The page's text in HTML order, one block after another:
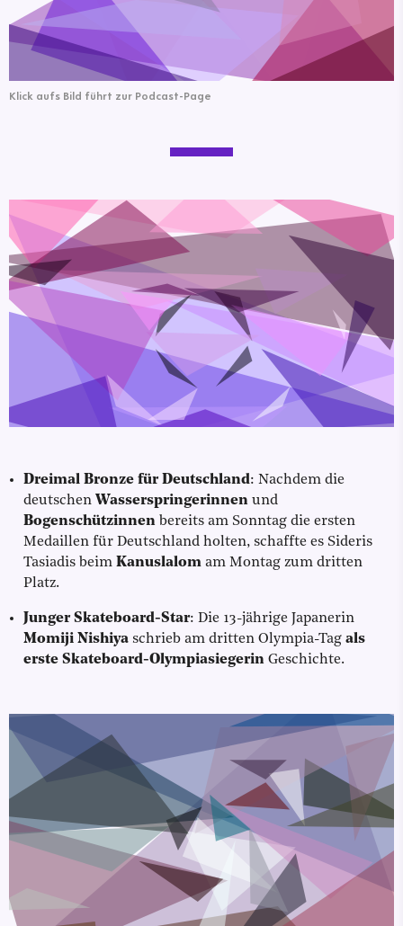
Klick aufs Bild führt zur Podcast-Page
Dreimal Bronze für Deutschland: Nachdem die
deutschen Wasserspringerinnen und
Bogenschützinnen bereits am Sonntag die ersten
Medaillen für Deutschland holten, schaffte es Sideris
Tasiadis beim Kanuslalom am Montag zum dritten
Platz.
Junger Skateboard-Star: Die 13-jährige Japanerin
Momiji Nishiya schrieb am dritten Olympia-Tag als
erste Skateboard-Olympiasiegerin Geschichte.